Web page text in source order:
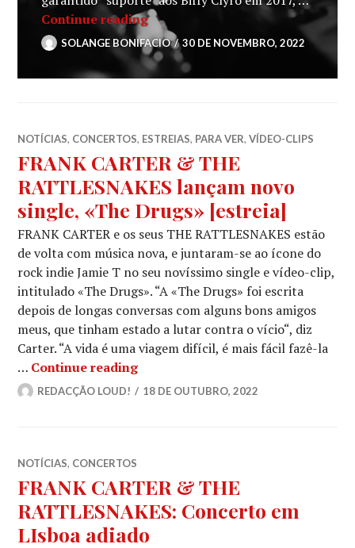
Continue readingFRANK CARTER & THE
SOLANGE BONIFACIO 30 DE NOVEMBRO, 2022
NOTÍCIAS, CONCERTOS, ESTREIAS, PARA VER,VÍDEO-CLIPS
FRANK CARTER & THE
RATTLESNAKES lançam novo
single, «The Drugs» [estreia]
FRANK CARTER e os seus THE RATTLESNAKES estão
de volta com música nova, e juntaram-se ao ícone do
rock indie Jamie T no seu novíssimo single e vídeo-clip,
intitulado «The Drugs». “A «The Drugs» foi escrita
depois de longas conversas com alguns bons amigos
meus, que tinham estado a lutar contra o vício“, diz
Carter. “A vida é uma viagem difícil, é mais fácil fazê-la
… Continue readingFRANK CARTER & THE
REDACÇÃO LOUD! 18 DE OUTUBRO, 2022
NOTÍCIAS, CONCERTOS
FRANK CARTER & THE
RATTLESNAKES: Concerto em
LIsboa adiado